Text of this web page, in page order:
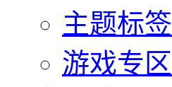
主题标签
游戏专区